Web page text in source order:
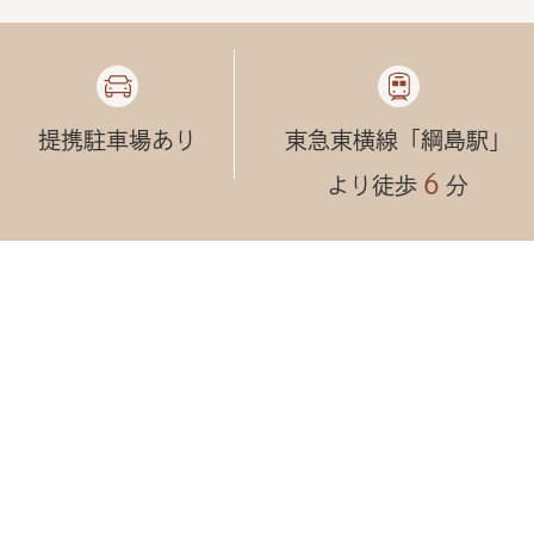
提携駐車場あり
東急東横線「綱島駅」
より徒歩 ６ 分